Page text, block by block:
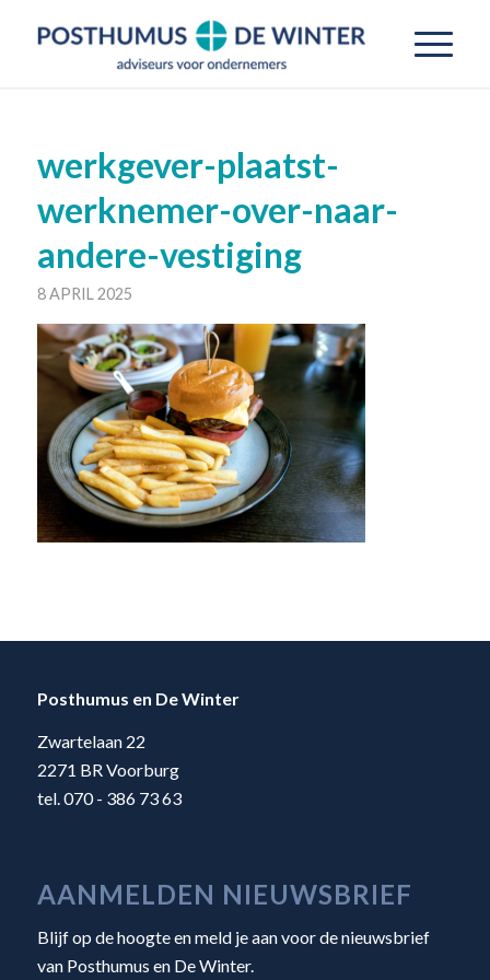
werkgever-plaatst-
werknemer-over-naar-
andere-vestiging
8 APRIL 2025
Posthumus en De Winter
Zwartelaan 22
2271 BR Voorburg
tel. 070 - 386 73 63
AANMELDEN NIEUWSBRIEF
Blijf op de hoogte en meld je aan voor de nieuwsbrief
van Posthumus en De Winter.